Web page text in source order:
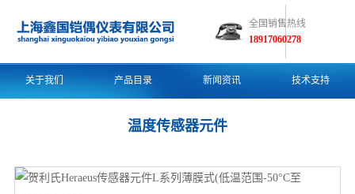
全国销售热线
18917060278
关于我们 产品目录 新闻资讯 技术支持
温度传感器元件